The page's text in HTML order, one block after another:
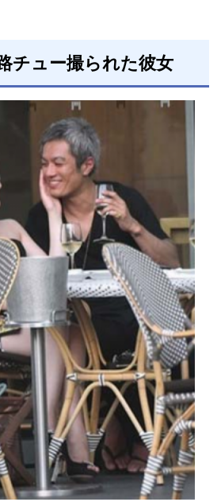
チュー撮られた彼女